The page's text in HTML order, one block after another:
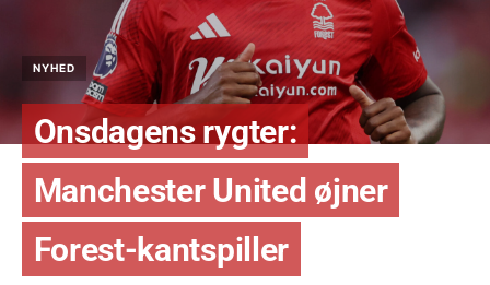
NYHED
Onsdagens rygter:
Manchester United øjner
Forest-kantspiller